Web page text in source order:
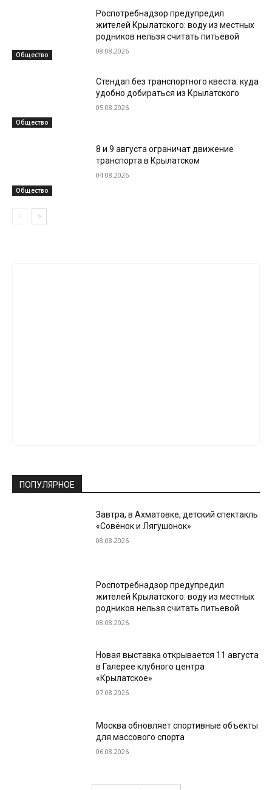
Общество
Роспотребнадзор предупредил
жителей Крылатского: воду из местных
родников нельзя считать питьевой
08.08.2026
Общество
Стендап без транспортного квеста: куда
удобно добираться из Крылатского
05.08.2026
Общество
8 и 9 августа ограничат движение
транспорта в Крылатском
04.08.2026
ПОПУЛЯРНОЕ
Завтра, в Ахматовке, детский спектакль
«Совёнок и Лягушонок»
08.08.2026
Роспотребнадзор предупредил
жителей Крылатского: воду из местных
родников нельзя считать питьевой
08.08.2026
Новая выставка открывается 11 августа
в Галерее клубного центра
«Крылатское»
07.08.2026
Москва обновляет спортивные объекты
для массового спорта
06.08.2026